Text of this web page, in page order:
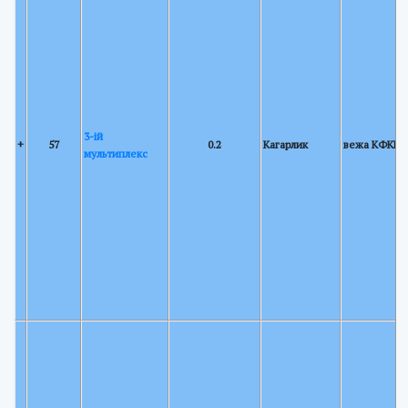
+ 57
3-ій
мультиплекс
0.2 Кагарлик вежа